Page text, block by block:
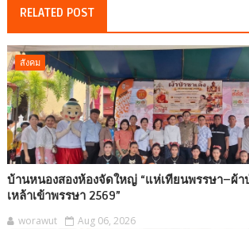
RELATED POST
สังคม
บ้านหนองสองห้องจัดใหญ่ “แห่เทียนพรรษา–ผ้า
เหล้าเข้าพรรษา 2569”
worawut Aug 06, 2026